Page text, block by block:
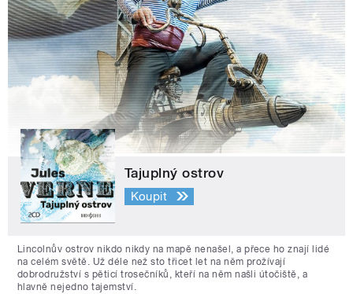
Tajuplný ostrov
Koupit
Lincolnův ostrov nikdo nikdy na mapě nenašel, a přece ho znají lidé
na celém světě. Už déle než sto třicet let na něm prožívají
dobrodružství s pěticí trosečníků, kteří na něm našli útočiště, a
hlavně nejedno tajemství.